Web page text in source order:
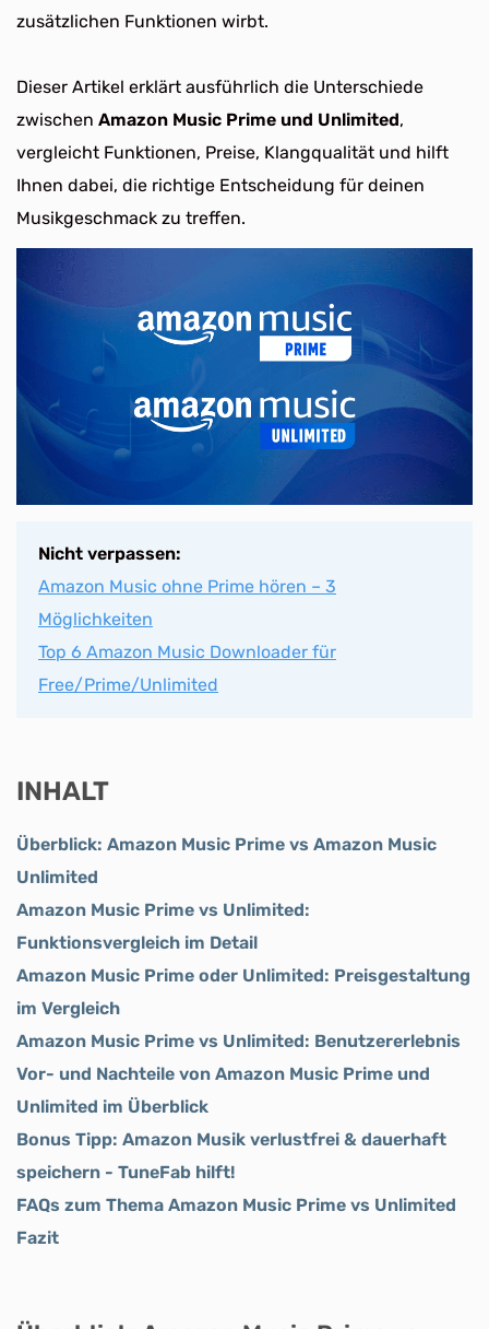
zusätzlichen Funktionen wirbt.
Dieser Artikel erklärt ausführlich die Unterschiede
zwischen Amazon Music Prime und Unlimited,
vergleicht Funktionen, Preise, Klangqualität und hilft
Ihnen dabei, die richtige Entscheidung für deinen
Musikgeschmack zu treffen.
Nicht verpassen:
Amazon Music ohne Prime hören – 3
Möglichkeiten
Top 6 Amazon Music Downloader für
Free/Prime/Unlimited
INHALT
Überblick: Amazon Music Prime vs Amazon Music
Unlimited
Amazon Music Prime vs Unlimited:
Funktionsvergleich im Detail
Amazon Music Prime oder Unlimited: Preisgestaltung
im Vergleich
Amazon Music Prime vs Unlimited: Benutzererlebnis
Vor- und Nachteile von Amazon Music Prime und
Unlimited im Überblick
Bonus Tipp: Amazon Musik verlustfrei & dauerhaft
speichern - TuneFab hilft!
FAQs zum Thema Amazon Music Prime vs Unlimited
Fazit